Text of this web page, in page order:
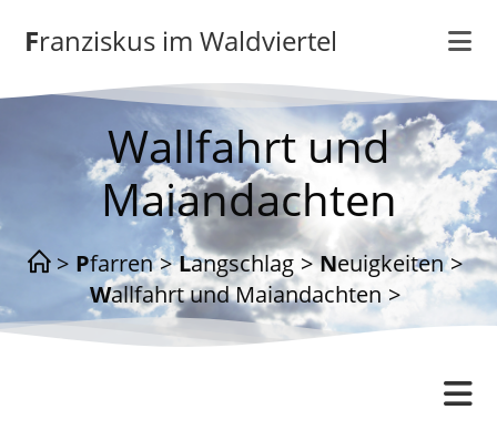
Inhalt
springenFranziskus im Waldviertel
Wallfahrt und
Maiandachten
> Pfarren > Langschlag > Neuigkeiten >
Wallfahrt und Maiandachten >